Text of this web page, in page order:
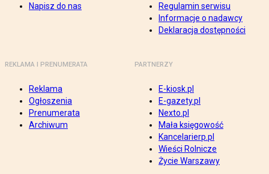
Napisz do nas
Regulamin serwisu
Informacje o nadawcy
Deklaracja dostępności
REKLAMA I PRENUMERATA
Reklama
Ogłoszenia
Prenumerata
Archiwum
PARTNERZY
E-kiosk.pl
E-gazety.pl
Nexto.pl
Mała księgowość
Kancelarierp.pl
Wieści Rolnicze
Życie Warszawy